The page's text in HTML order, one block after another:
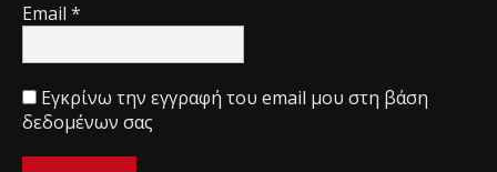
Email *
Εγκρίνω την εγγραφή του email μου στη βάση
δεδομένων σας